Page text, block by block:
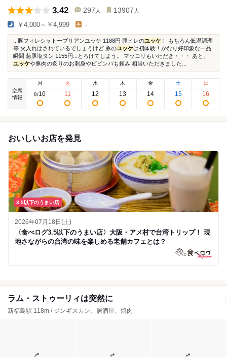
3.42 297 人 13907 人
￥4,000～￥4,999 -
...豚フィレシャトーブリアンユッケ 1188円 豚ヒレのユッケ ！ もちろん低温調理
等 火入れはされているでしょうけど 豚のユッケは初体験！かなり好印象な一品
瞬間 葱豚塩タン 1155円...とろけてしまう。 マッコリもいただき・・・ あと、
ユッケや豚肉の炙りのお刺身やビビンバも頼み 相当いただきました...
空席
情報
月
8/10
火
11
水
12
木
13
金
14
土
15
日
16
おいしいお店を発見
3.5以下のうまい店
2026年07月18日(土)
〈食べログ3.5以下のうまい店〉大阪・アメ村で台湾トリップ！ 現
地さながらの台湾の味を楽しめる老舗カフェとは？
ラム・ストゥーリィは突然に
新福島駅 118m / ジンギスカン、居酒屋、焼肉